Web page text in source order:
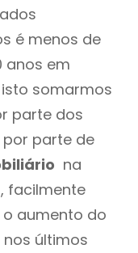
é menos de
anos em
isto somarmos
parte dos
parte de
na
facilmente
aumento do
últimos